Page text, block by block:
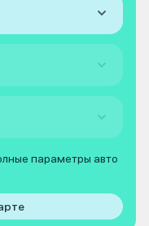
параметры авто